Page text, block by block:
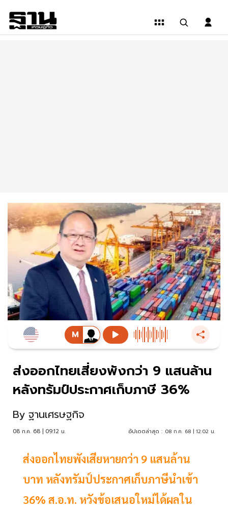
ส่งออกไทยเสี่ยงพังกว่า 9 แสนล้าน
หลังทรัมป์ประกาศเก็บภาษี 36%
By ฐานเศรษฐกิจ
08 ก.ค. 68 | 09:12 น. อัปเดตล่าสุด : 08 ก.ค. 68 | 12:02 น.
ส่งออกไทยพังเสียหายกว่า 9 แสนล้าน
บาท หลังทรัมป์ประกาศเก็บภาษีนำเข้า
36% ส.อ.ท. หวังข้อเสนอใหม่ได้ผลใน